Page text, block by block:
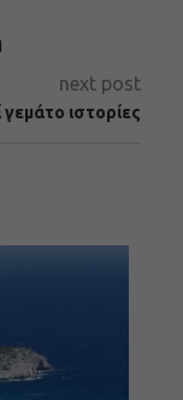
next post
ιστορίες